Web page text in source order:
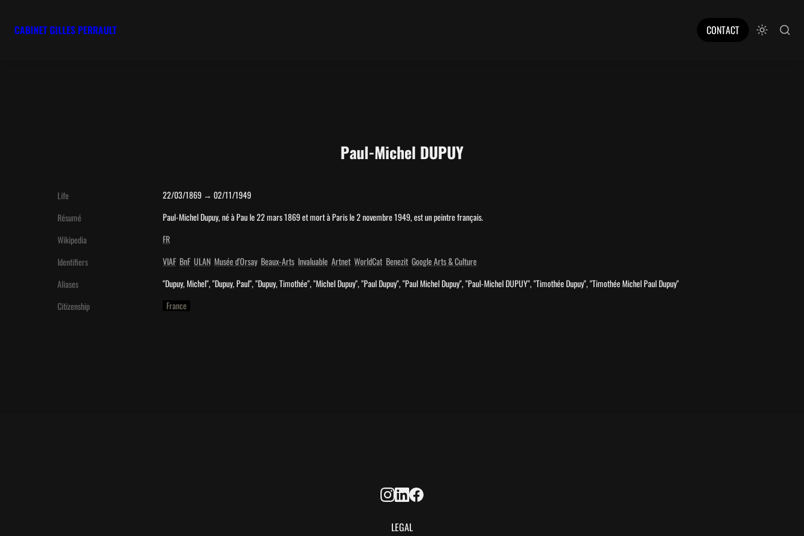
CABINET GILLES PERRAULT CONTACT
Paul-Michel DUPUY
Life
22/03/1869 → 02/11/1949
Résumé
Paul-Michel Dupuy, né à Pau le 22 mars 1869 et mort à Paris le 2 novembre 1949, est un peintre français.
Wikipedia
FR
Identifiers
VIAF BnF ULAN Musée d'Orsay Beaux-Arts Invaluable Artnet WorldCat Benezit Google Arts & Culture
Aliases
"Dupuy, Michel", "Dupuy, Paul", "Dupuy, Timothée", "Michel Dupuy", "Paul Dupuy", "Paul Michel Dupuy", "Paul-Michel DUPUY", "Timothée Dupuy", "Timothée Michel Paul Dupuy"
Citizenship
France
LEGAL